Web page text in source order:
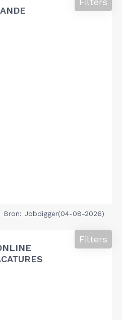
Bron: Jobdigger(04-08-2026)
Filters